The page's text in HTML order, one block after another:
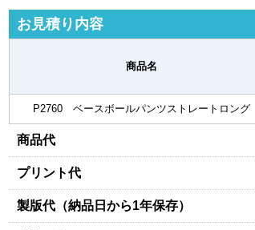
お見積り内容
商品名
P2760 ベースボールパンツストレートロング
商品代
プリント代
製版代（納品日から1年保存）